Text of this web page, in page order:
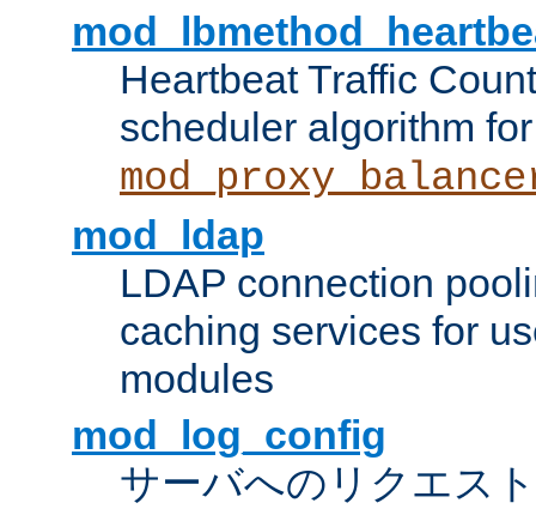
Heartbeat Traffic
scheduler algorithm for
mod_ldap
LDAP connection
caching services for
modules
mod_log_config
サーバへのリクエス